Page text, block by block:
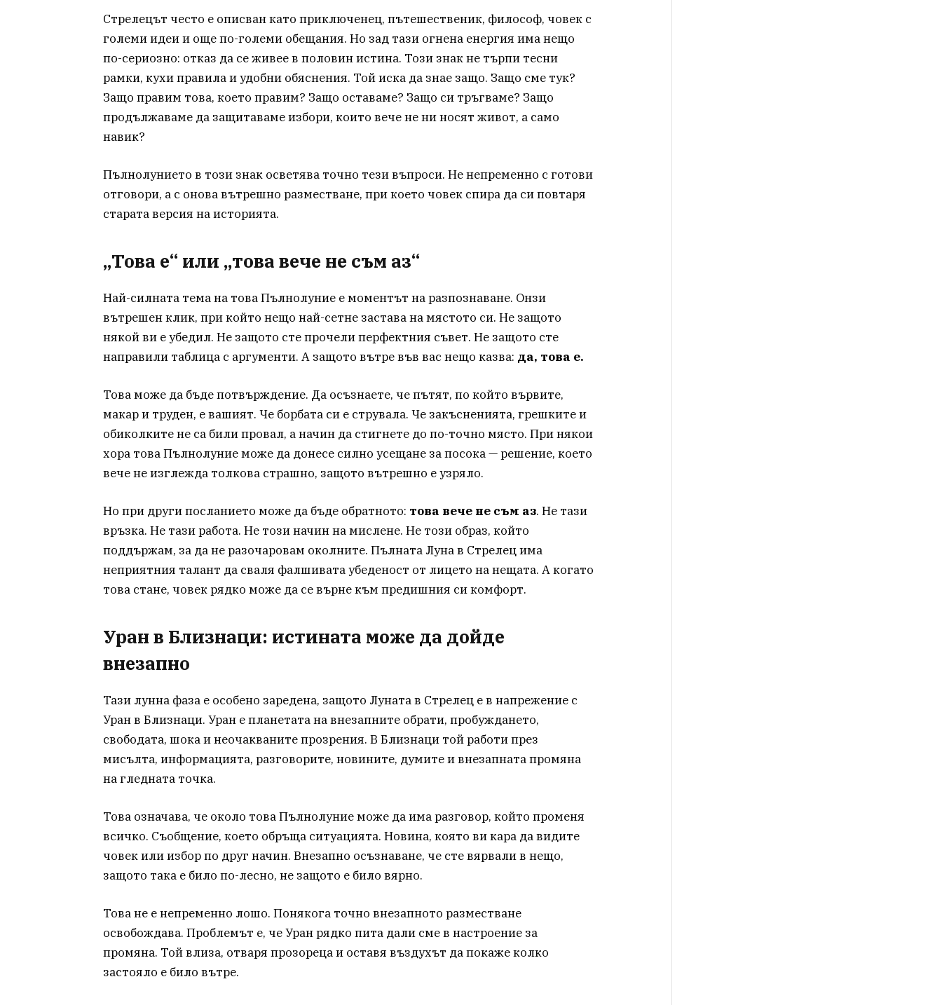
Стрелецът често е описван като приключенец, пътешественик, философ, човек с
големи идеи и още по-големи обещания. Но зад тази огнена енергия има нещо
по-сериозно: отказ да се живее в половин истина. Този знак не търпи тесни
рамки, кухи правила и удобни обяснения. Той иска да знае защо. Защо сме тук?
Защо правим това, което правим? Защо оставаме? Защо си тръгваме? Защо
продължаваме да защитаваме избори, които вече не ни носят живот, а само
навик?
Пълнолунието в този знак осветява точно тези въпроси. Не непременно с готови
отговори, а с онова вътрешно разместване, при което човек спира да си повтаря
старата версия на историята.
„Това е“ или „това вече не съм аз“
Най-силната тема на това Пълнолуние е моментът на разпознаване. Онзи
вътрешен клик, при който нещо най-сетне застава на мястото си. Не защото
някой ви е убедил. Не защото сте прочели перфектния съвет. Не защото сте
направили таблица с аргументи. А защото вътре във вас нещо казва: да, това е.
Това може да бъде потвърждение. Да осъзнаете, че пътят, по който вървите,
макар и труден, е вашият. Че борбата си е струвала. Че закъсненията, грешките и
обиколките не са били провал, а начин да стигнете до по-точно място. При някои
хора това Пълнолуние може да донесе силно усещане за посока — решение, което
вече не изглежда толкова страшно, защото вътрешно е узряло.
Но при други посланието може да бъде обратното: това вече не съм аз. Не тази
връзка. Не тази работа. Не този начин на мислене. Не този образ, който
поддържам, за да не разочаровам околните. Пълната Луна в Стрелец има
неприятния талант да сваля фалшивата убеденост от лицето на нещата. А когато
това стане, човек рядко може да се върне към предишния си комфорт.
Уран в Близнаци: истината може да дойде
внезапно
Тази лунна фаза е особено заредена, защото Луната в Стрелец е в напрежение с
Уран в Близнаци. Уран е планетата на внезапните обрати, пробуждането,
свободата, шока и неочакваните прозрения. В Близнаци той работи през
мисълта, информацията, разговорите, новините, думите и внезапната промяна
на гледната точка.
Това означава, че около това Пълнолуние може да има разговор, който променя
всичко. Съобщение, което обръща ситуацията. Новина, която ви кара да видите
човек или избор по друг начин. Внезапно осъзнаване, че сте вярвали в нещо,
защото така е било по-лесно, не защото е било вярно.
Това не е непременно лошо. Понякога точно внезапното разместване
освобождава. Проблемът е, че Уран рядко пита дали сме в настроение за
промяна. Той влиза, отваря прозореца и оставя въздухът да покаже колко
застояло е било вътре.